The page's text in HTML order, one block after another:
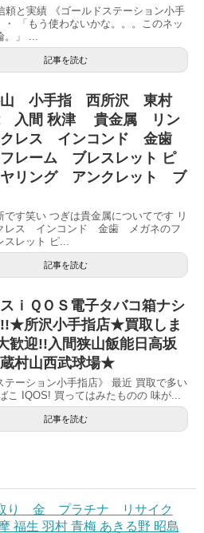
頼と実績 《ゴールドステーション小手
「もう使わないかな。。。このネッ
」 ...
記事を読む
小手指 西所沢 東村
入間 秋津 貴金属 リン
レス インコンド 金歯
フレーム ブレスレット ピ
リング アンクレット ブ
です笑い つぎは貴金属についてです リ
レス インコンド 金歯 メガネのフ
レット ピ...
記事を読む
ｉＱＯＳ電子タバコ箱ナシ
所沢小手指店★買取しま
歓迎!!入間狭山飯能日高坂
村山西武球場★
テーション小手指店》 最近 買取で多い
こ IQOS! 買ってはみたものの 味が...
記事を読む
金 プラチナ リサイク
福生 羽村 青梅 あきる野 昭島